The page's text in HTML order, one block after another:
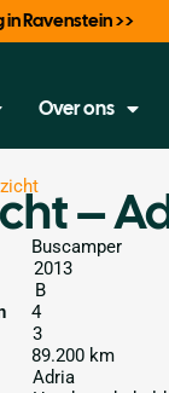
Ravenstein >>
Over ons
–
Buscamper
2013
B
4
3
89.200 km
Adria